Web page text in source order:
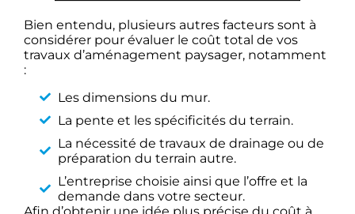
Bien entendu, plusieurs autres facteurs sont à
considérer pour évaluer le coût total de vos
travaux d’aménagement paysager, notamment
:
Les dimensions du mur.
La pente et les spécificités du terrain.
La nécessité de travaux de drainage ou de
préparation du terrain autre.
L’entreprise choisie ainsi que l’offre et la
demande dans votre secteur.